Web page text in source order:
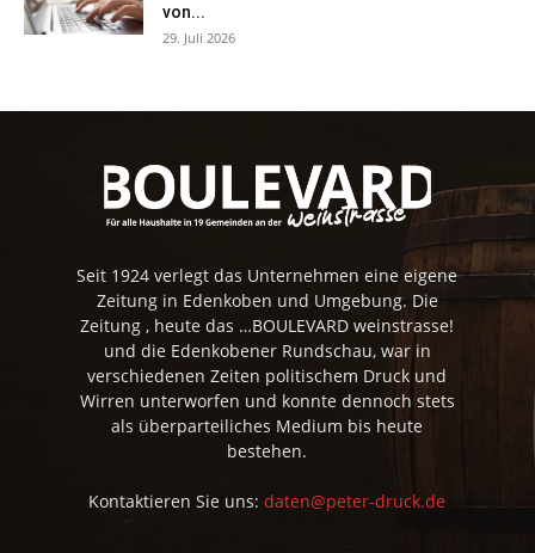
von...
29. Juli 2026
Seit 1924 verlegt das Unternehmen eine eigene
Zeitung in Edenkoben und Umgebung. Die
Zeitung , heute das …BOULEVARD weinstrasse!
und die Edenkobener Rundschau, war in
verschiedenen Zeiten politischem Druck und
Wirren unterworfen und konnte dennoch stets
als überparteiliches Medium bis heute
bestehen.
Kontaktieren Sie uns:daten@peter-druck.de